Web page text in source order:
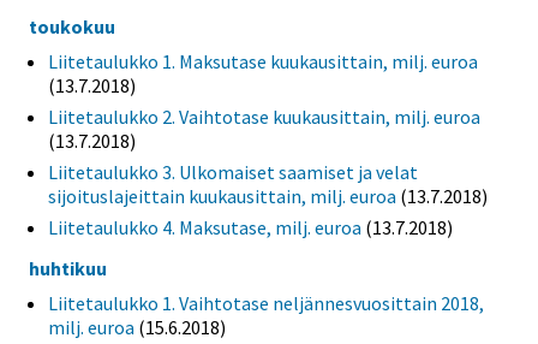
toukokuu
Liitetaulukko 1. Maksutase kuukausittain, milj. euroa
(13.7.2018)
Liitetaulukko 2. Vaihtotase kuukausittain, milj. euroa
(13.7.2018)
Liitetaulukko 3. Ulkomaiset saamiset ja velat
sijoituslajeittain kuukausittain, milj. euroa (13.7.2018)
Liitetaulukko 4. Maksutase, milj. euroa (13.7.2018)
huhtikuu
Liitetaulukko 1. Vaihtotase neljännesvuosittain 2018,
milj. euroa (15.6.2018)